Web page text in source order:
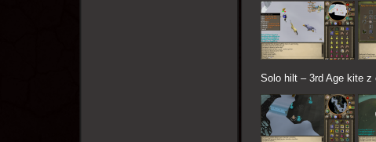
Solo hilt – 3rd Age kite z